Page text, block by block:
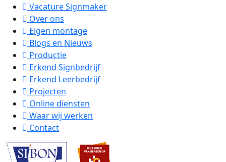
Vacature Signmaker
Over ons
Eigen montage
Blogs en Nieuws
Productie
Erkend Signbedrijf
Erkend Leerbedrijf
Projecten
Online diensten
Waar wij werken
Contact